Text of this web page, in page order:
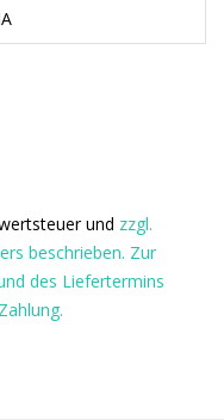
und zzgl.
beschrieben. Zur
des Liefertermins